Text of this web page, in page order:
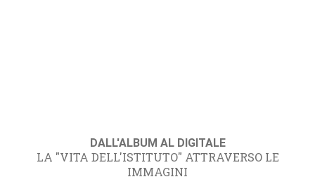
DALL'ALBUM AL DIGITALE
LA "VITA DELL'ISTITUTO" ATTRAVERSO LE
IMMAGINI